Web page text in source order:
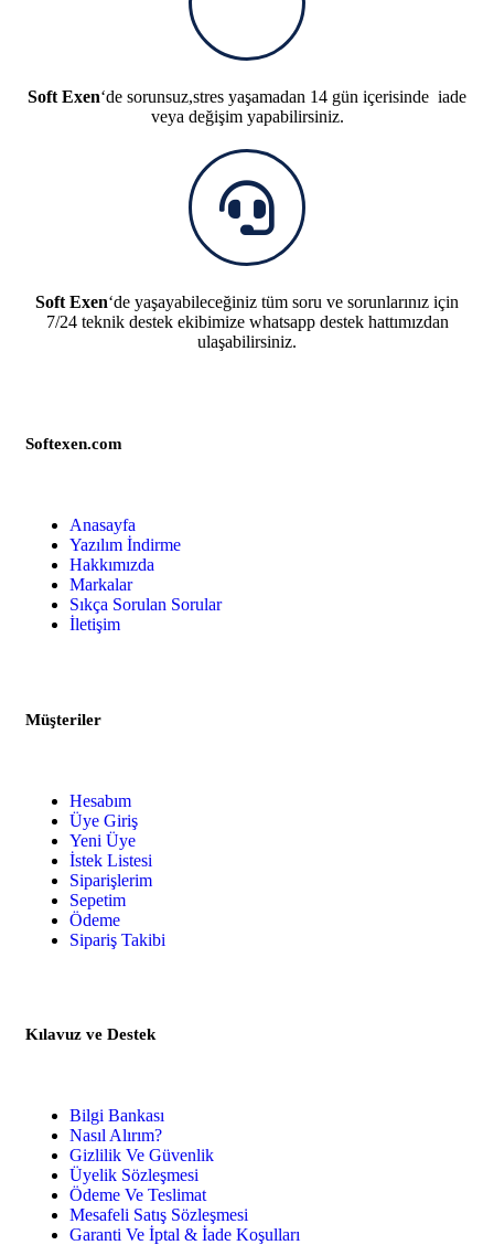
Soft Exen‘de sorunsuz,stres yaşamadan 14 gün içerisinde iade
veya değişim yapabilirsiniz.
Soft Exen‘de yaşayabileceğiniz tüm soru ve sorunlarınız için
7/24 teknik destek ekibimize whatsapp destek hattımızdan
ulaşabilirsiniz.
Softexen.com
Anasayfa
Yazılım İndirme
Hakkımızda
Markalar
Sıkça Sorulan Sorular
İletişim
Müşteriler
Hesabım
Üye Giriş
Yeni Üye
İstek Listesi
Siparişlerim
Sepetim
Ödeme
Sipariş Takibi
Kılavuz ve Destek
Bilgi Bankası
Nasıl Alırım?
Gizlilik Ve Güvenlik
Üyelik Sözleşmesi
Ödeme Ve Teslimat
Mesafeli Satış Sözleşmesi
Garanti Ve İptal & İade Koşulları